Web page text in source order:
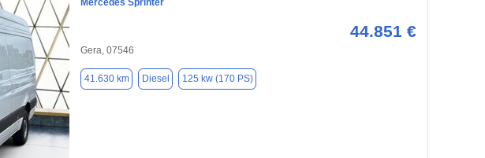
44.851 €
Gera, 07546
41.630 km Diesel 125 kw (170 PS)